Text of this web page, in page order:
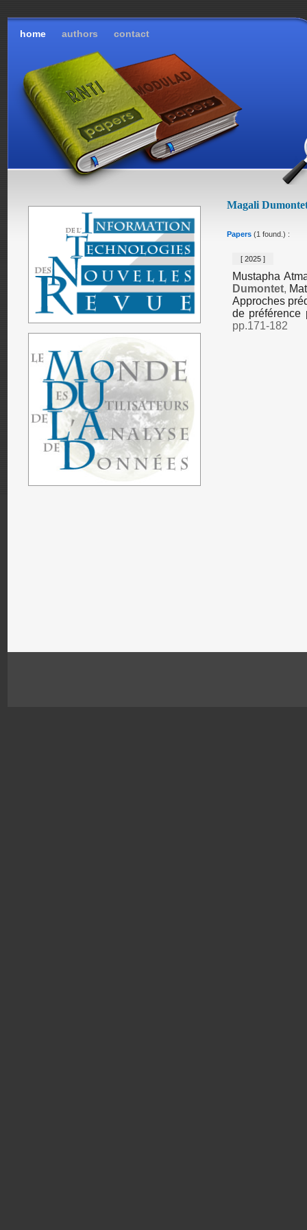
home authors contact
Magali
Papers (1 found.) :
[ 2025 ]
Mustapha
Dumontet,
Approches
de préférence
pp.171-182